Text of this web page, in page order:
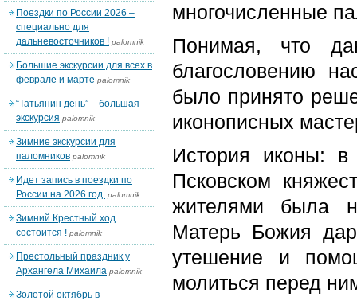
многочисленные
Понимая, что
благословению
было принято
иконописных
История иконы:
Псковском
жителями была
Матерь Божия
утешение и
молиться перед
Поездки по России 2026 –
специально для
дальневосточников ! palomnik
Большие экскурсии для всех в
феврале и марте palomnik
“Татьянин день” – большая
экскурсия palomnik
Зимние экскурсии для
паломников palomnik
Идет запись в поездки по
России на 2026 год. palomnik
Зимний Крестный ход
состоится ! palomnik
Престольный праздник у
Архангела Михаила palomnik
Золотой октябрь в